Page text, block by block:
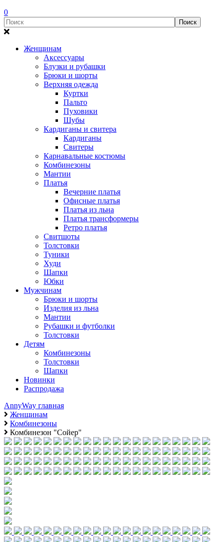
0
Женщинам
Аксессуары
Блузки и рубашки
Брюки и шорты
Верхняя одежда
Куртки
Пальто
Пуховики
Шубы
Кардиганы и свитера
Кардиганы
Свитеры
Карнавальные костюмы
Комбинезоны
Мантии
Платья
Вечерние платья
Офисные платья
Платья из льна
Платья трансформеры
Ретро платья
Свитшоты
Толстовки
Туники
Худи
Шапки
Юбки
Мужчинам
Брюки и шорты
Изделия из льна
Мантии
Рубашки и футболки
Толстовки
Детям
Комбинезоны
Толстовки
Шапки
Новинки
Распродажа
AnnyWay главная
Женщинам
Комбинезоны
Комбинезон "Сойер"